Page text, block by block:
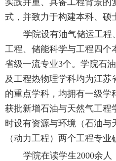
式，并致力于构建本科、硕
学院设有油气储运工程
工程、储能科学与工程四个
省级一流专业3个。学院石
及工程热物理学科均为江苏
的重点学科，均拥有一级学
获批新增石油与天然气工程
时设有资源与环境（石油与
（动力工程）两个工程专业
学院在读学生2000余